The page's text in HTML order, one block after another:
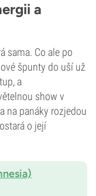
a
sama. Co ale po
špunty do uší už
a
show v
na panáky rozjedou
o její